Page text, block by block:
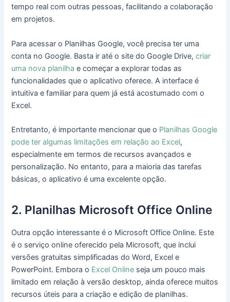
tempo real com outras pessoas, facilitando a colaboração
em projetos.
Para acessar o Planilhas Google, você precisa ter uma
conta no Google. Basta ir até o site do Google Drive,criar
uma nova planilha e começar a explorar todas as
funcionalidades que o aplicativo oferece. A interface é
intuitiva e familiar para quem já está acostumado com o
Excel.
Entretanto, é importante mencionar que o Planilhas Google
pode ter algumas limitações em relação ao Excel,
especialmente em termos de recursos avançados e
personalização. No entanto, para a maioria das tarefas
básicas, o aplicativo é uma excelente opção.
2. Planilhas Microsoft Office Online
Outra opção interessante é o Microsoft Office Online. Este
é o serviço online oferecido pela Microsoft, que inclui
versões gratuitas simplificadas do Word, Excel e
PowerPoint. Embora o Excel Online seja um pouco mais
limitado em relação à versão desktop, ainda oferece muitos
recursos úteis para a criação e edição de planilhas.